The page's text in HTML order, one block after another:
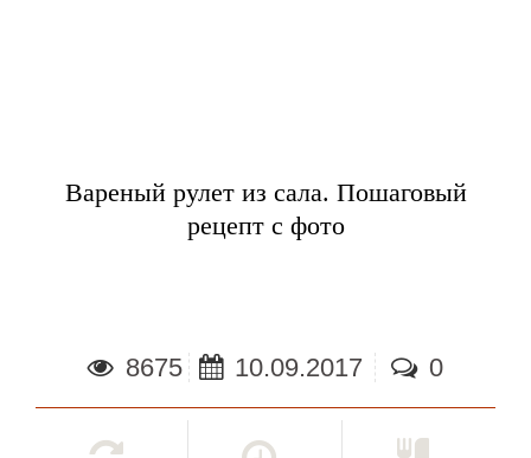
Вареный рулет из сала. Пошаговый
рецепт с фото
8675 10.09.2017 0